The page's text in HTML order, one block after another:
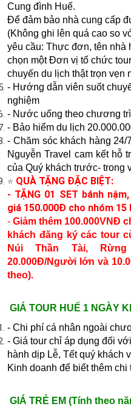
Cung đình Huế.
Để đảm bảo nhà cung cấp
(Không ghi lên quá cao so
yêu cầu: Thực đơn, tên nhà
chọn một Đơn vị tổ chức
chuyến du lịch thật trọn vẹn
- Hướng dẫn viên suốt
nghiệm
- Nước uống theo chương
- Bảo hiểm du lịch
- Chăm sóc khách hàng
Nguyễn Travel cam kết hỗ
của Quý khách trước- trong
⭐ QUÀ TẶNG ĐẶC BIỆT:
- TẶNG 01 SET bánh
giá 150.000Đ cho nhóm 15
-Giảm thêm 100.000VNĐ
khách đăng ký các tour
Núi Thần Tài,
20.000Đ/Người lớn và
theo).
GIÁ TOUR HUẾ 1 NGÀY
- Chi phí cá nhân ngoài
- Giá tour chỉ áp dụng đối
hành dịp Lễ, Tết quý khách
Kinh doanh để biết thêm chi
GIÁ TRẺ EM (Tính theo